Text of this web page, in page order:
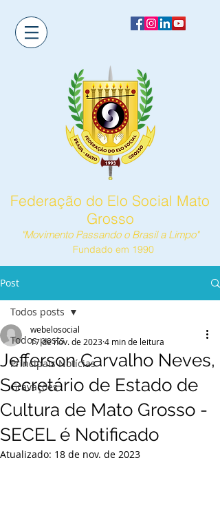
Federação do Elo Social Mato
Grosso
"Movimento Passando o Brasil a Limpo"
Fundado em 1990
Post
Todos posts
Principais Notícias
Gravações
Todos posts
Jefferson Carvalho Neves,
Secretário de Estado de
Cultura de Mato Grosso -
SECEL é Notificado
webelosocial
17 de nov. de 20234 min de leitura
Atualizado: 18 de nov. de 2023